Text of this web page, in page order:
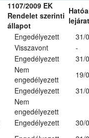
1107/2009 EK
Rendelet szerinti
állapot
Engedélyezett
31/
Visszavont
-
Engedélyezett
31/
Nem
engedélyezett
19/
Engedélyezett
31/
Nem
engedélyezett
Engedélyezett
30/